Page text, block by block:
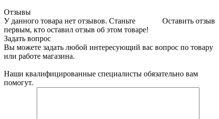
Отзывы
Оставить отзыв
У данного товара нет отзывов. Станьте
первым, кто оставил отзыв об этом товаре!
Задать вопрос
Вы можете задать любой интересующий вас вопрос по товару
или работе магазина.
Наши квалифицированные специалисты обязательно вам
помогут.